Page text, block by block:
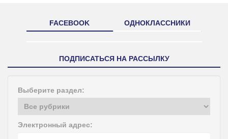
FACEBOOK ОДНОКЛАССНИКИ
ПОДПИСАТЬСЯ НА РАССЫЛКУ
Выберите раздел:
Электронный адрес: